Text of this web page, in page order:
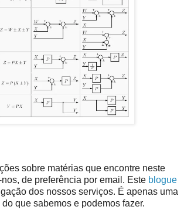
sobre matérias que encontre neste
de preferência por email. Este blogue
dos nossos serviços. É apenas uma
que sabemos e podemos fazer.